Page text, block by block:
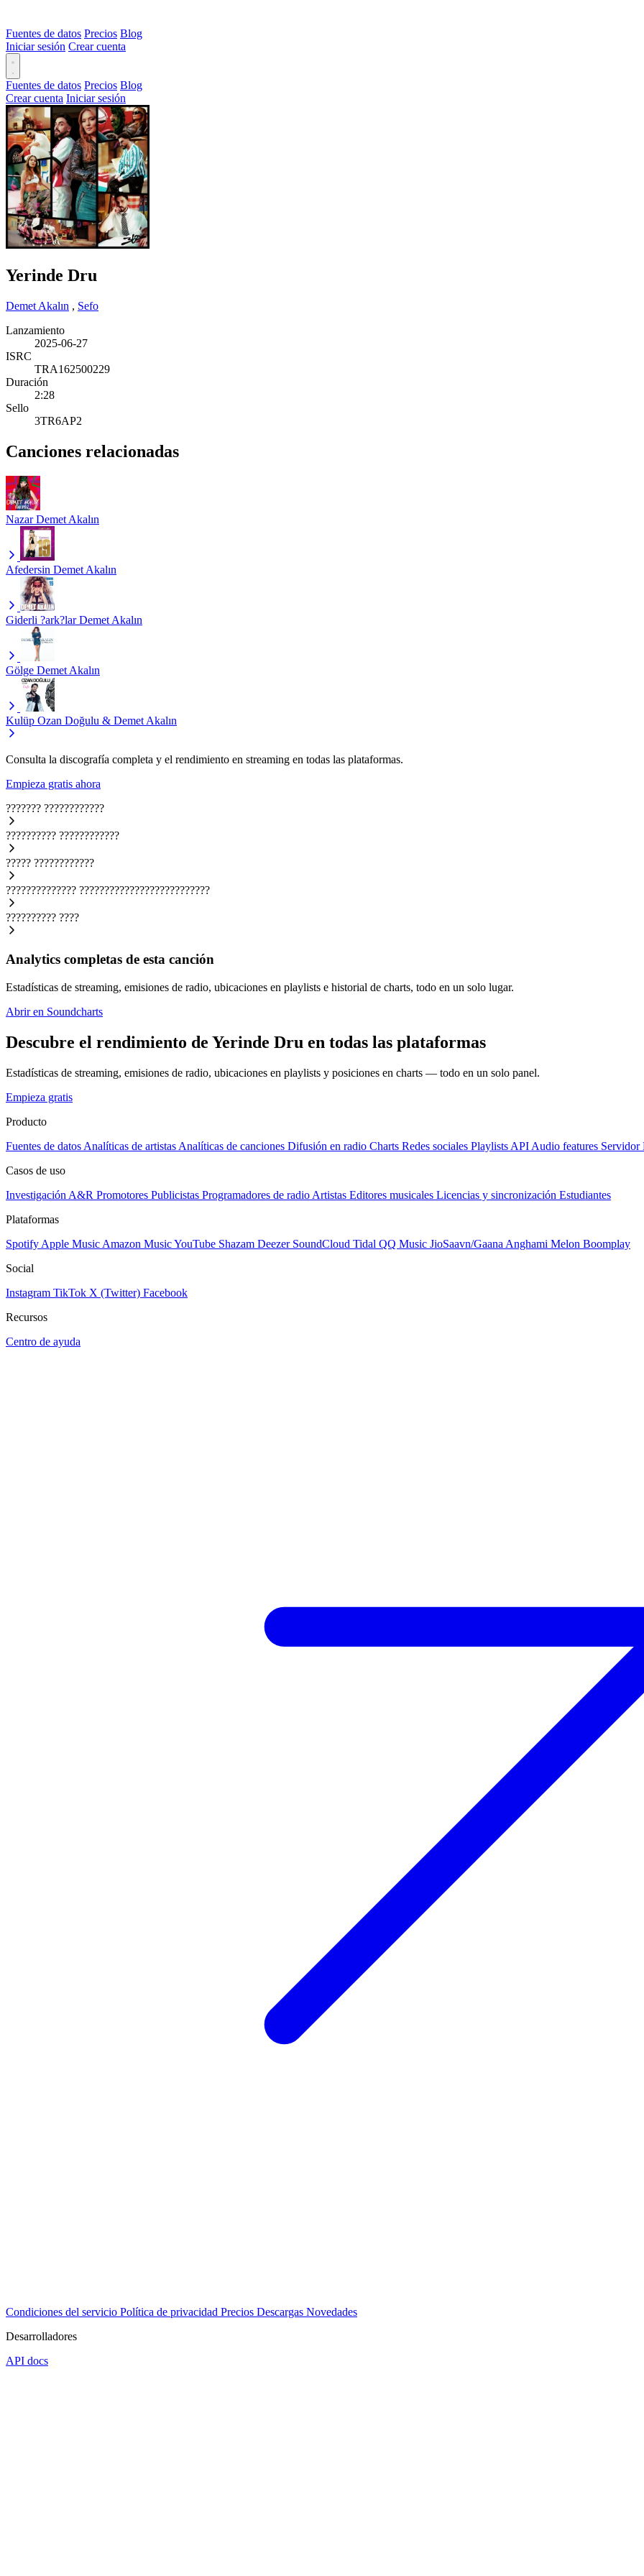
Fuentes de datos Precios Blog
Iniciar sesión Crear cuenta
Fuentes de datos Precios Blog
Crear cuenta Iniciar sesión
Yerinde Dru
Demet Akalın , Sefo
Lanzamiento
2025-06-27
ISRC
TRA162500229
Duración
2:28
Sello
3TR6AP2
Canciones relacionadas
Nazar Demet Akalın
Afedersin Demet Akalın
Giderli ?ark?lar Demet Akalın
Gölge Demet Akalın
Kulüp Ozan Doğulu & Demet Akalın
Consulta la discografía completa y el rendimiento en streaming en todas las plataformas.
Empieza gratis ahora
??????? ????????????
?????????? ????????????
????? ????????????
?????????????? ??????????????????????????
?????????? ????
Analytics completas de esta canción
Estadísticas de streaming, emisiones de radio, ubicaciones en playlists e historial de charts, todo en un solo lugar.
Abrir en Soundcharts
Descubre el rendimiento de Yerinde Dru en todas las plataformas
Estadísticas de streaming, emisiones de radio, ubicaciones en playlists y posiciones en charts — todo en un solo panel.
Empieza gratis
Producto
Fuentes de datos Analíticas de artistas Analíticas de canciones Difusión en radio Charts Redes sociales Playlists API Audio features Servidor
Casos de uso
Investigación A&R Promotores Publicistas Programadores de radio Artistas Editores musicales Licencias y sincronización Estudiantes
Plataformas
Spotify Apple Music Amazon MusicYouTube Shazam Deezer SoundCloud Tidal QQ Music JioSaavn/Gaana Anghami Melon Boomplay
Social
Instagram TikTok X (Twitter) Facebook
Recursos
Centro de ayuda
Condiciones del servicio Política de privacidad Precios Descargas Novedades
Desarrolladores
API docs